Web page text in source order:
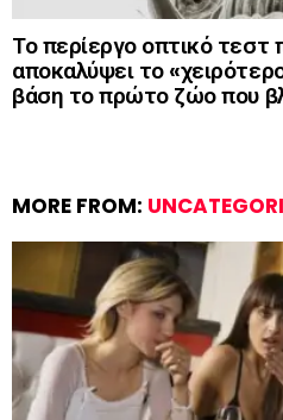
Το περίεργο οπτικό τεστ
αποκαλύψει το
βάση το πρώτο ζώο που
MORE FROM: